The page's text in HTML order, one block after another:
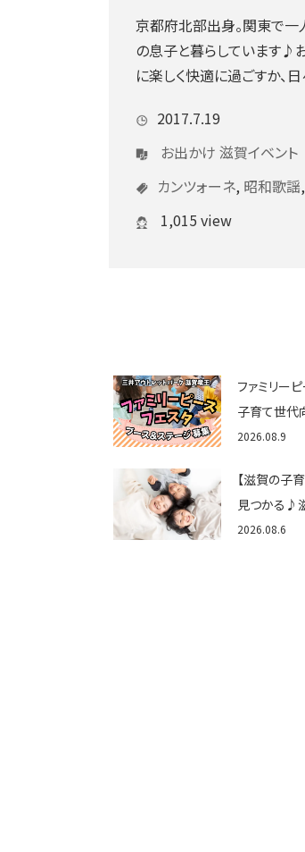
京都府北部出身。関東で一
の息子と暮らしています♪
に楽しく快適に過ごすか、
2017.7.19
お出かけ 滋賀イベント
カンツォーネ, 昭和歌謡,
1,015 view
ファミリー
子育て世代
として♪ス
2026.08.9
【滋賀の子
見つかる♪
しが」使って
2026.08.6